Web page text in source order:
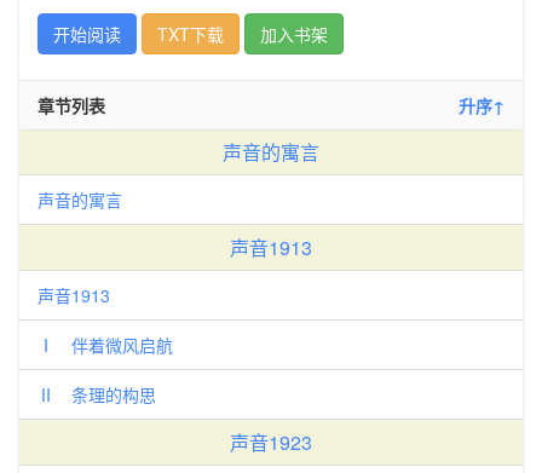
开始阅读
TXT下载 加入书架
章节列表 升序↑
声音的寓言
声音的寓言
声音1913
声音1913
Ⅰ 伴着微风启航
Ⅱ 条理的构思
声音1923